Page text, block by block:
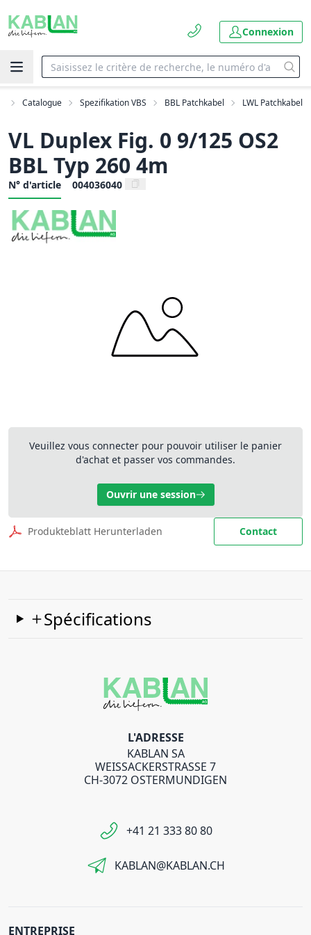
Connexion
Catalogue Spezifikation VBS BBL Patchkabel LWL Patchkabel
VL Duplex Fig. 0 9/125 OS2
BBL Typ 260 4m
N° d'article 004036040
Veuillez vous connecter pour pouvoir utiliser le panier
d'achat et passer vos commandes.
Ouvrir une session
Produkteblatt Herunterladen Contact
Spécifications
L'ADRESSE
KABLAN SA
WEISSACKERSTRASSE 7
CH-3072 OSTERMUNDIGEN
+41 21 333 80 80
KABLAN@KABLAN.CH
ENTREPRISE